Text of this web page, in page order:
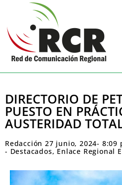
DIRECTORIO DE
PUESTO EN
AUSTERIDAD
Redacción 27 junio, 2024- 8:09
- Destacados, Enlace Regional